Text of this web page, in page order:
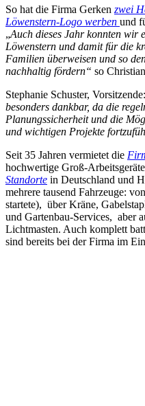
So hat die Firma Gerken zwei
Löwenstern-Logo werben und
„Auch dieses Jahr konnten wir
Löwenstern und damit für die
Familien überweisen und so
nachhaltig fördern“ so
Stephanie Schuster, Vorsitzende:
besonders dankbar, da die
Planungssicherheit und die
und wichtigen Projekte
Seit 35 Jahren vermietet die
hochwertige Groß-
Standorte in Deutschland und
mehrere tausend Fahrzeuge:
startete), über Kräne,
und Gartenbau-Services, aber
Lichtmasten. Auch komplett
sind bereits bei der Firma im